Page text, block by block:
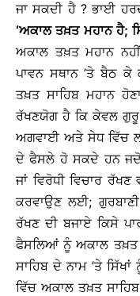
ਜਾ ਸਕਦੀ ਹੈ ? ਭਾਈ
‘ਅਕਾਲ ਤਖ਼ਤ ਮਹਾਨ ਹੈ;
ਅਕਾਲ ਤਖ਼ਤ ਮਹਾਨ
ਪਾਵਨ ਸਥਾਨ ’ਤੇ ਬੈਠ
ਤਖ਼ਤ ਸਾਹਿਬ ਮਹਾਨ
ਰੱਖਣਯੋਗ ਹੈ ਕਿ ਕੇਵਲ ਗੁਰੂ
ਅਗਵਾਈ ਅਤੇ ਸੇਧ ਵਿੱਚ
ਦੇ ਫੈਸਲੇ ਹੋ ਸਕਦੇ ਹਨ ਜਦੋਂ
ਜਾਂ ਵਿਰੋਧੀ ਵਿਚਾਰ
ਕਰਵਾਉਣ ਲਈ;
ਰੱਖਣ ਦੀ ਬਜਾਏ ਕਿਸੇ
ਫੈਸਲਿਆਂ ਨੂੰ ਅਕਾਲ ਤਖ਼ਤ
ਸਾਹਿਬ ਦੇ ਨਾਮ ’ਤੇ
ਵਿੱਚ ਅਕਾਲ ਤਖ਼ਤ